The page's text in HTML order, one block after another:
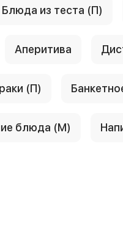
Блюда из теста (П)
Аперитива
(П)
блюда (М)